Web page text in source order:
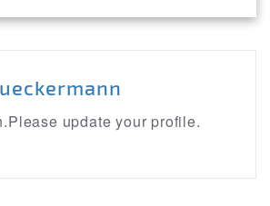
update your profile.